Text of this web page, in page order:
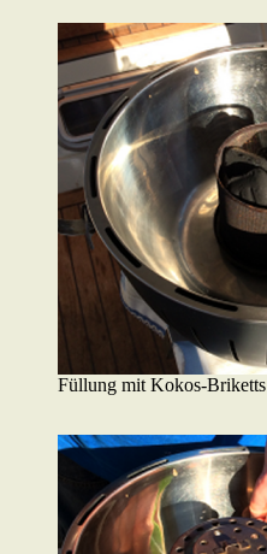
Füllung mit Kokos-Briketts